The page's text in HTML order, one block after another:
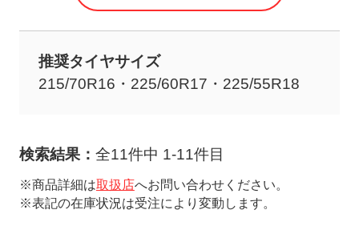
推奨タイヤサイズ
215/70R16・225/60R17・225/55R18
検索結果： 全11件中 1-11件目
※商品詳細は取扱店へお問い合わせください。
※表記の在庫状況は受注により変動します。